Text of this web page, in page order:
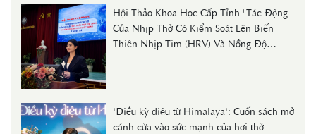
Hội Thảo Khoa Học Cấp Tỉnh "Tác Động
Của Nhịp Thở Có Kiểm Soát Lên Biến
Thiên Nhịp Tim (HRV) Và Nồng Độ
'Điều kỳ diệu từ Himalaya': Cuốn sách mở
cánh cửa vào sức mạnh của hơi thở